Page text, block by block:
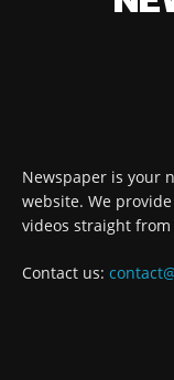
Newspaper is your
website. We
videos straight
Contact us: